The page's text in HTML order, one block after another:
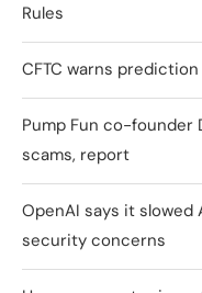
Rules
CFTC warns
Pump Fun co-founder
scams, report
OpenAI says it
security concerns